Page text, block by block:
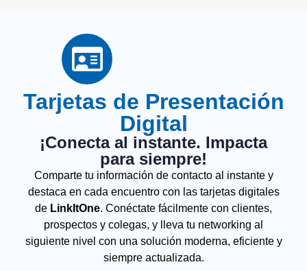
Tarjetas de Presentación
Digital
¡Conecta al instante. Impacta
para siempre!
Comparte tu información de contacto al instante y
destaca en cada encuentro con las tarjetas digitales
de LinkItOne. Conéctate fácilmente con clientes,
prospectos y colegas, y lleva tu networking al
siguiente nivel con una solución moderna, eficiente y
siempre actualizada.